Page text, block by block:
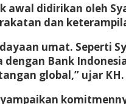
didirikan oleh
dan
umat. Seperti
Bank
global,” ujar KH.